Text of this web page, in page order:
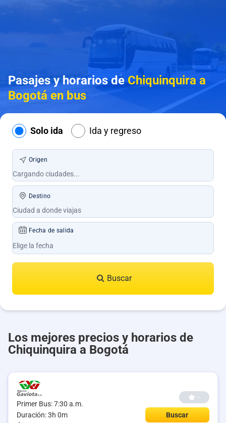
Pasajes y horarios deChiquinquira a
Bogotá en bus
Solo ida Ida y regreso
Origen
Destino
Fecha de salida
Buscar
Los mejores precios y horarios de
Chiquinquira a Bogotá
Primer Bus: 7:30 a.m.
Duración: 3h 0m
--
Buscar